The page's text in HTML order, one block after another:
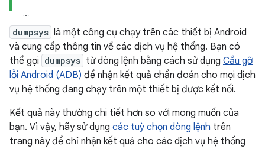
dumpsys là một công cụ chạy trên các thiết bị Android
và cung cấp thông tin về các dịch vụ hệ thống. Bạn có
thể gọi dumpsys từ dòng lệnh bằng cách sử dụng Cầu gỡ
lỗi Android (ADB) để nhận kết quả chẩn đoán cho mọi dịch
vụ hệ thống đang chạy trên một thiết bị được kết nối.
Kết quả này thường chi tiết hơn so với mong muốn của
bạn. Vì vậy, hãy sử dụng các tuỳ chọn dòng lệnh trên
trang này để chỉ nhận kết quả cho các dịch vụ hệ thống